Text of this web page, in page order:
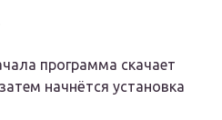
программа скачает
начнётся установка